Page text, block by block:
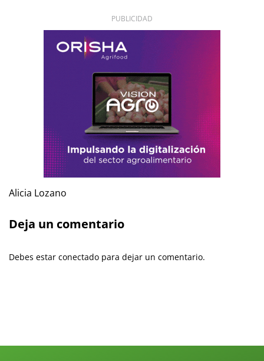
PUBLICIDAD
Alicia Lozano
Deja un comentario
Debes estar conectado para dejar un comentario.